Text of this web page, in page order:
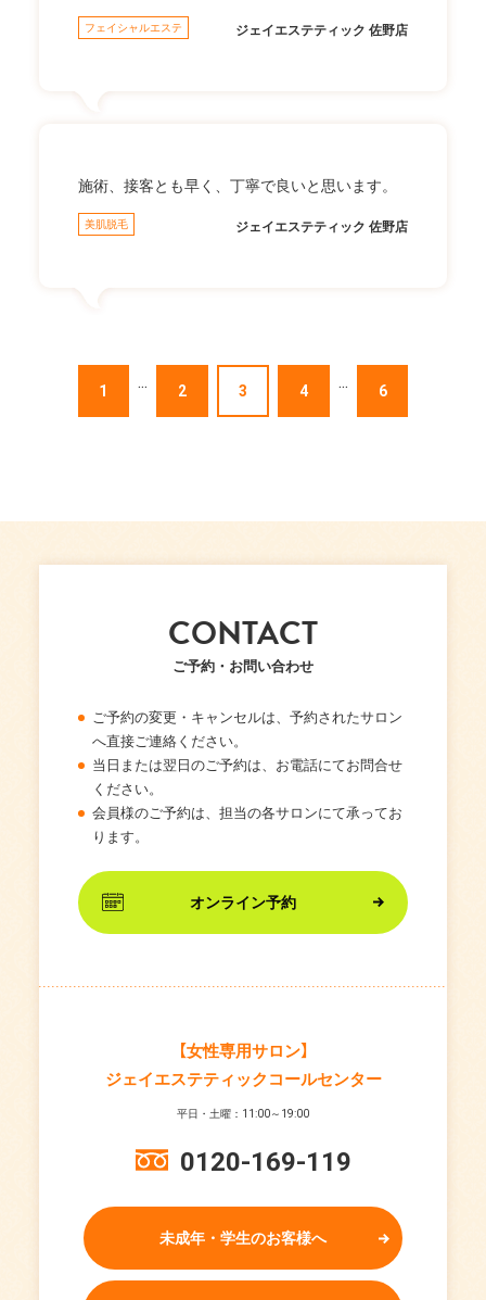
フェイシャルエステ ジェイエステティック 佐野店
施術、接客とも早く、丁寧で良いと思います。
美肌脱毛 ジェイエステティック 佐野店
1 ... 2 3 4 ... 6
CONTACT
ご予約・お問い合わせ
ご予約の変更・キャンセルは、予約されたサロン
へ直接ご連絡ください。
当日または翌日のご予約は、お電話にてお問合せ
ください。
会員様のご予約は、担当の各サロンにて承ってお
ります。
オンライン予約
【女性専用サロン】
ジェイエステティックコールセンター
平日・土曜：11:00～19:00
0120-169-119
未成年・学生のお客様へ